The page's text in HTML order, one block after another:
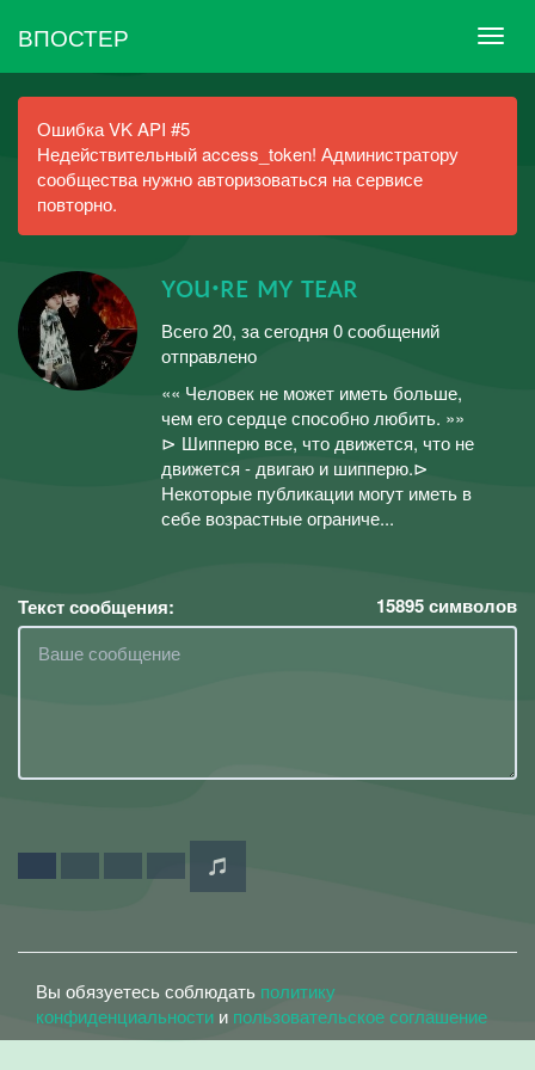
ВПОСТЕР
Ошибка VK API #5
Недействительный access_token! Администратору
сообщества нужно авторизоваться на сервисе
повторно.
ʏᴏu·ʀᴇ ᴍʏ ᴛᴇᴀʀ
Всего 20, за сегодня 0 сообщений
отправлено
«« Человек не может иметь больше,
чем его сердце способно любить. »»
⊳ Шипперю все, что движется, что не
движется - двигаю и шипперю.⊳
Некоторые публикации могут иметь в
себе возрастные ограниче...
Текст сообщения: 15895символов
Вы обязуетесь соблюдать политику
конфиденциальности и пользовательское соглашение